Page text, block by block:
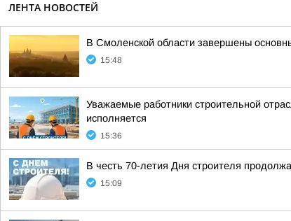
ЛЕНТА НОВОСТЕЙ
В Смоленской области завершены
15:48
Уважаемые работники строительной
исполняется
15:36
В честь 70-летия Дня строителя
15:09